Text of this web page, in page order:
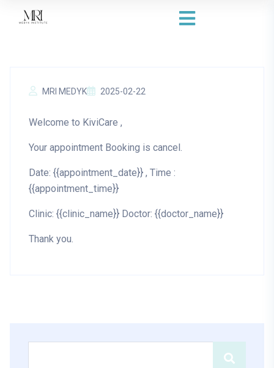
MRI MEDYK 2025-02-22
Welcome to KiviCare ,
Your appointment Booking is cancel.
Date: {{appointment_date}} , Time :
{{appointment_time}}
Clinic: {{clinic_name}} Doctor: {{doctor_name}}
Thank you.